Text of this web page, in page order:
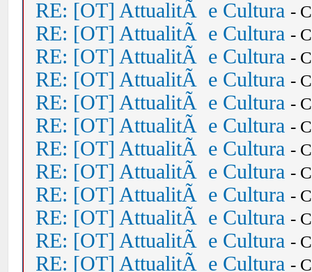
RE: [OT] AttualitÃ e Cultura -
RE: [OT] AttualitÃ e Cultura -
RE: [OT] AttualitÃ e Cultura -
RE: [OT] AttualitÃ e Cultura -
RE: [OT] AttualitÃ e Cultura -
RE: [OT] AttualitÃ e Cultura -
RE: [OT] AttualitÃ e Cultura -
RE: [OT] AttualitÃ e Cultura -
RE: [OT] AttualitÃ e Cultura -
RE: [OT] AttualitÃ e Cultura -
RE: [OT] AttualitÃ e Cultura -
RE: [OT] AttualitÃ e Cultura -